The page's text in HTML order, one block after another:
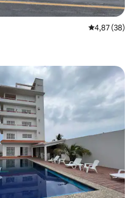
5 üzerinden
4,87 (38)